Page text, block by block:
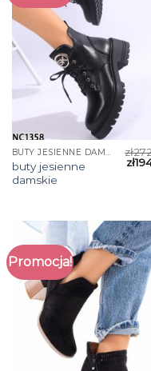
BUTY JESIENNE DAMSKIE
buty jesienne
damskie
zł
zł
Promocja!